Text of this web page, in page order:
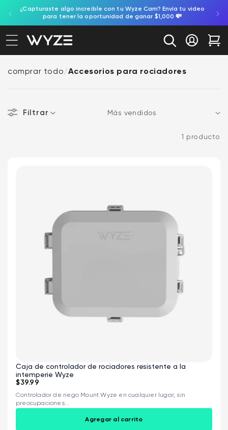
al contenido
de accesibilidad
¿Capturaste algo increíble con tu Wyze Cam? Envía tu video
para tener la oportunidad de ganar $1,000 💸
Iniciar
comprar todo/Accesorios para rociadores
Filtrar
Ordenar por
1 producto
Caja de controlador de rociadores resistente a la
intemperie Wyze
$39.99
Controlador de riego Mount Wyze en cualquier lugar, sin
preocupaciones...
Agregar al carrito
Blanco
59,98 US$